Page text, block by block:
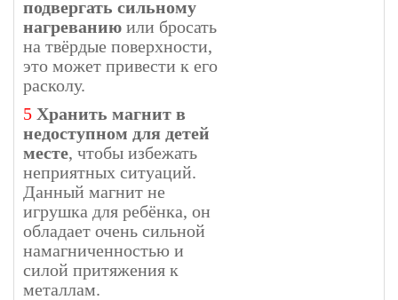
подвергать сильному
нагреванию или бросать
на твёрдые поверхности,
это может привести к его
расколу.
5 Хранить магнит в
недоступном для детей
месте, чтобы избежать
неприятных ситуаций.
Данный магнит не
игрушка для ребёнка, он
обладает очень сильной
намагниченностью и
силой притяжения к
металлам.